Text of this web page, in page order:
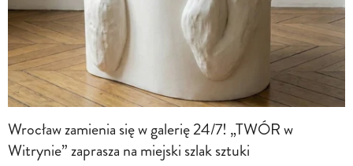
Wrocław zamienia się w galerię 24/7! „TWÓR w
Witrynie” zaprasza na miejski szlak sztuki